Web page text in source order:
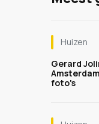
Huizen
Gerard
foto's